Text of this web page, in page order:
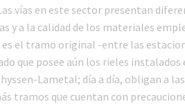
vías en este sector presentan
y a la calidad de los materiales
el tramo original -entre las
que posee aún los rieles instalados
Lametal; día a día, obligan a
tramos que cuentan con